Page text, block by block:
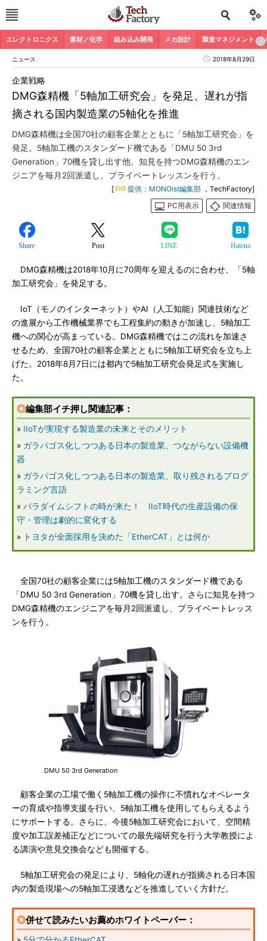
エレクトロニクス 素材／化学 組み込み開発 メカ設計 製造マネジメント
ニュース 2018年8月29日
DMG森精機「5軸加工研究会」を発足、遅れが指
摘される国内製造業の5軸化を推進
企業戦略
DMG森精機は全国70社の顧客企業とともに「5軸加工研究会」を
発足。5軸加工機のスタンダード機である「DMU 50 3rd
Generation」70機を貸し出す他、知見を持つDMG森精機のエン
ジニアを毎月2回派遣し、プライベートレッスンを行う。
[ 提供：MONOist編集部 ，TechFactory]
PC用表示
関連情報
Share Post LINE Hatena
DMG森精機は2018年10月に70周年を迎えるのに合わせ、「5軸
加工研究会」を発足する。
IoT（モノのインターネット）やAI（人工知能）関連技術など
の進展から工作機械業界でも工程集約の動きが加速し、5軸加工
機への関心が高まっている。DMG森精機ではこの流れを加速さ
せるため、全国70社の顧客企業とともに5軸加工研究会を立ち上
げた。2018年8月7日には都内で5軸加工研究会発足式を実施し
た。
◎編集部イチ押し関連記事：
» IIoTが実現する製造業の未来とそのメリット
» ガラパゴス化しつつある日本の製造業、つながらない設備機
器
» ガラパゴス化しつつある日本の製造業、取り残されるプログ
ラミング言語
» パラダイムシフトの時が来た！ IIoT時代の生産設備の保
守・管理は劇的に変化する
»
トヨタが全面採用を決めた「EtherCAT」とは何か
全国70社の顧客企業には5軸加工機のスタンダード機である
「DMU 50 3rd Generation」70機を貸し出す。さらに知見を持つ
DMG森精機のエンジニアを毎月2回派遣し、プライベートレッス
ンを行う。
DMU 50 3rd Generation
顧客企業の工場で働く5軸加工機の操作に不慣れなオペレータ
ーの育成や指導支援を行い、5軸加工機を使用してもらえるよう
にサポートする。さらに、今後5軸加工研究会において、空間精
度や加工誤差補正などについての最先端研究を行う大学教授によ
る講演や意見交換会なども開催する。
5軸加工研究会の発足により、5軸化の遅れが指摘される日本国
内の製造現場への5軸加工浸透などを推進していく方針だ。
◎併せて読みたいお薦めホワイトペーパー：